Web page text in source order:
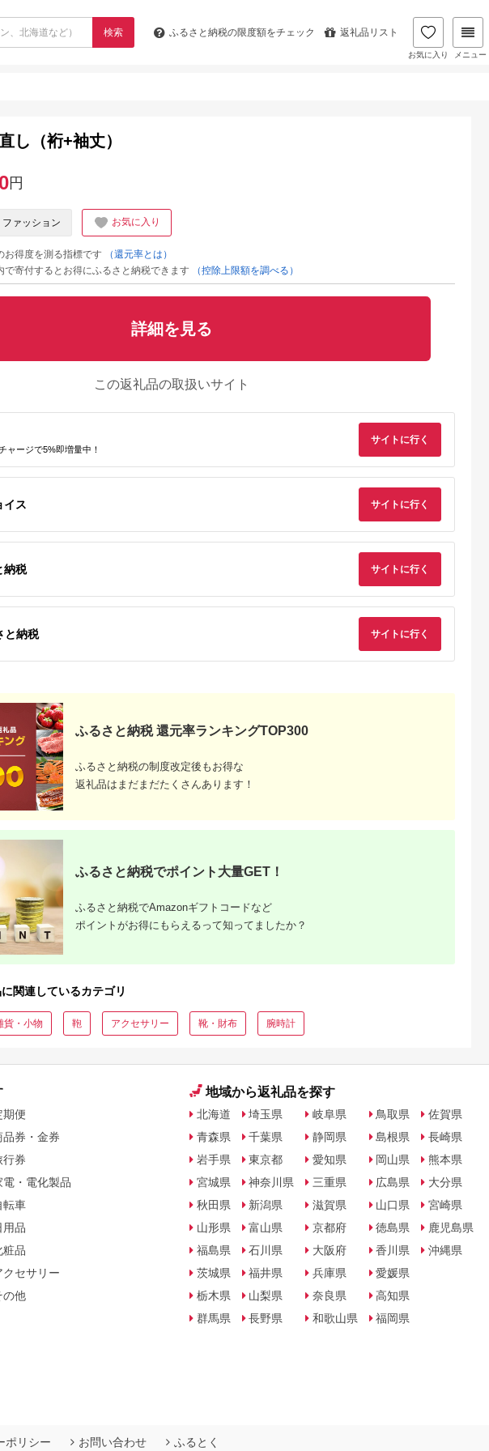
検索 ふるさと納税の限度額をチェック 返礼品リスト
お気に入り メニュー
：ふるさとプレミ
ルクネクタイ紺
三段縞 ネイビー
5.0
額:30,000円
出典：JALふるさと納税
ール付き 兵庫県たつ
の市産牛革
5.0
出典：ふるなび
のうえ製作所
5.0
出典：Yahoo!ふるさと
ス Sサイズ 0.2ct TI-
出典：Yahoo!ふるさ
【2026年最新版】ふるさと
し（裄+袖丈）
円
ファッション お気に入り
得度を測る指標です
（還元率とは）
寄付するとお得にふるさと納税できます
（控除上限額を調べる）
詳細を見る
この返礼品の取扱いサイト
ャージで5%即増量中！
サイトに行く
イス サイトに行く
納税 サイトに行く
と納税 サイトに行く
ふるさと納税 還元率ランキングTOP300
ふるさと納税の制度改定後もお得な
返礼品はまだまだたくさんあります！
ふるさと納税でポイント大量GET！
ふるさと納税でAmazonギフトコードなど
ポイントがお得にもらえるって知ってましたか？
関連しているカテゴリ
貨・小物 鞄 アクセサリー 靴・財布 腕時計
期便
品券・金券
行券
電・電化製品
転車
用品
粧品
クセサリー
の他
地域から返礼品を探す
北海道
青森県
岩手県
宮城県
秋田県
山形県
福島県
茨城県
栃木県
群馬県
埼玉県
千葉県
東京都
神奈川県
新潟県
富山県
石川県
福井県
山梨県
長野県
岐阜県
静岡県
愛知県
三重県
滋賀県
京都府
大阪府
兵庫県
奈良県
和歌山県
鳥取県
島根県
岡山県
広島県
山口県
徳島県
香川県
愛媛県
高知県
福岡県
佐賀県
長崎県
熊本県
大分県
宮崎県
鹿児島県
沖縄県
ポリシー お問い合わせ ふるとく